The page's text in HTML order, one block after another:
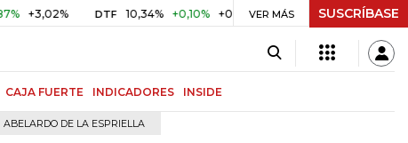
DTF 10,34% +0,10% +0,98% UVR $ 416,96 +$ 0,05 +0,01%
VER MÁS SUSCRÍBASE
CAJA FUERTE INDICADORES INSIDE
ABELARDO DE LA ESPRIELLA